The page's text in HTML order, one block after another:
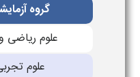
گروه
علوم ریاضی
علوم